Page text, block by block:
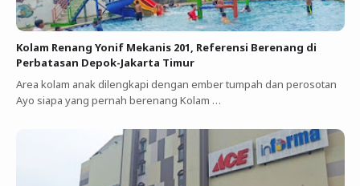
Kolam Renang Yonif Mekanis 201, Referensi Berenang di
Perbatasan Depok-Jakarta Timur
Area kolam anak dilengkapi dengan ember tumpah dan perosotan
Ayo siapa yang pernah berenang Kolam …